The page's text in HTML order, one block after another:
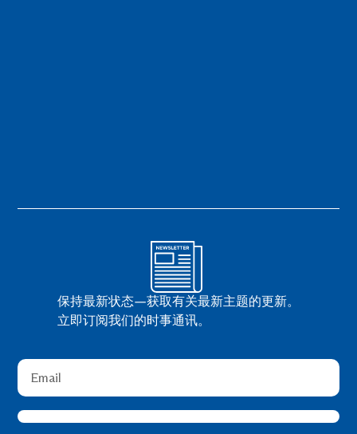
保持最新状态—获取有关最新主题的更新。
立即订阅我们的时事通讯。